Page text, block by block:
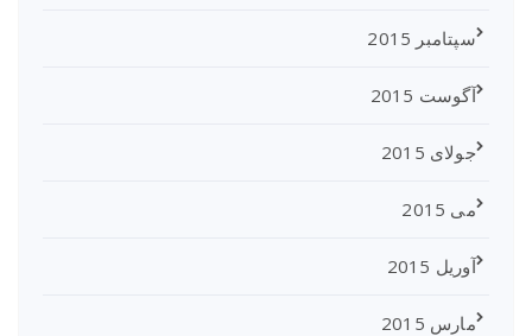
سپتامبر 2015
آگوست 2015
جولای 2015
می 2015
آوریل 2015
مارس 2015